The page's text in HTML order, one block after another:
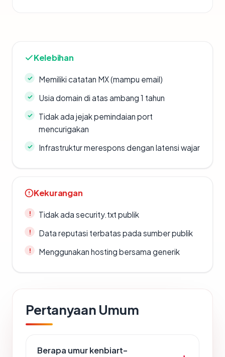
Kelebihan
Memiliki catatan MX (mampu email)
Usia domain di atas ambang 1 tahun
Tidak ada jejak pemindaian port
mencurigakan
Infrastruktur merespons dengan latensi wajar
Kekurangan
Tidak ada security.txt publik
Data reputasi terbatas pada sumber publik
Menggunakan hosting bersama generik
Pertanyaan Umum
Berapa umur kenbiart-